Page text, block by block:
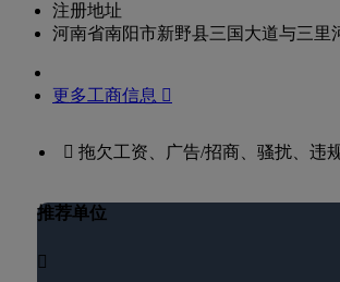
注册地址
河南省南阳市新野县三国大道与三里
更多工商信息 
 拖欠工资、广告/招商、骚扰、违
推荐单位
